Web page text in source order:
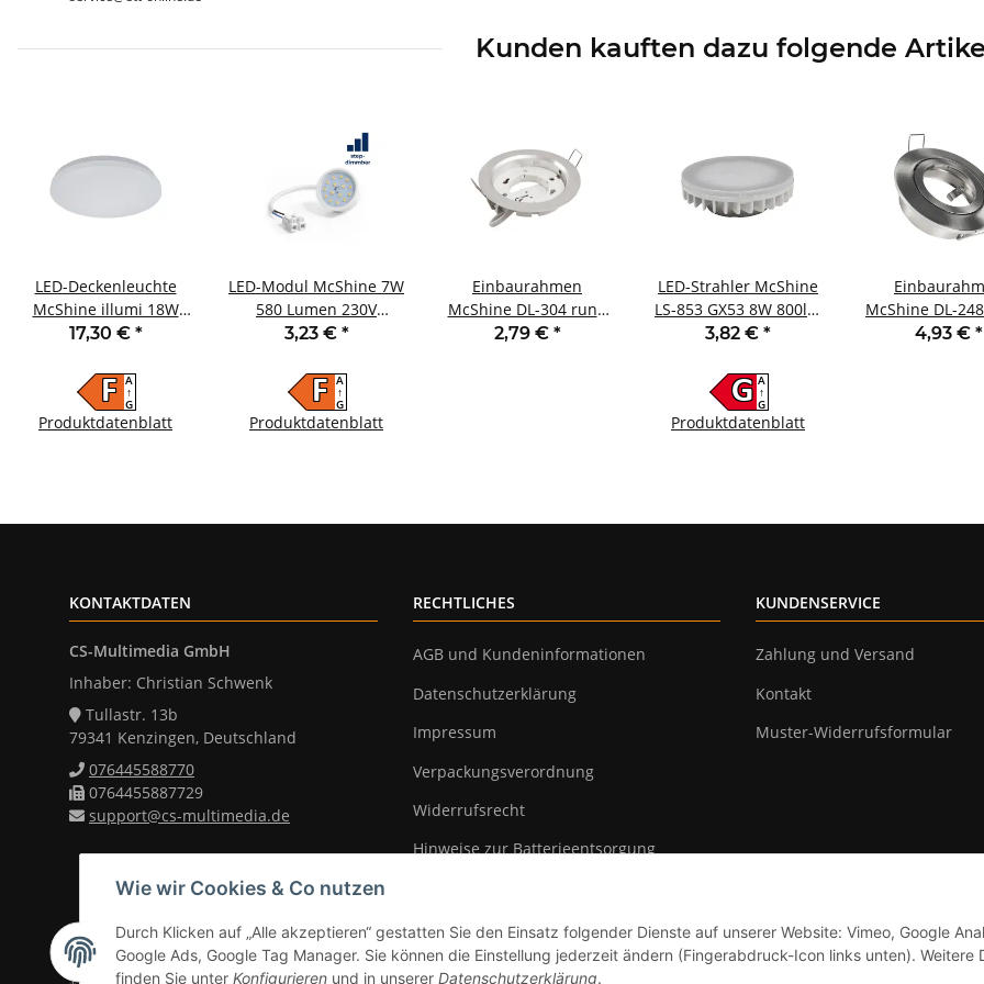
Wie wir Cookies & Co nutzen
Durch Klicken auf „Alle akzeptieren“ gestatten Sie den Einsatz folgender Dienste auf unserer Website: Vimeo, Google
Google Ads, Google Tag Manager. Sie können die Einstellung jederzeit ändern (Fingerabdruck-Icon links unten). Weitere
finden Sie unter Konfigurieren und in unserer Datenschutzerklärung.
Kunden kauften dazu folgende
LED-Deckenleuchte
McShine illumi 18W
1440lm Ø33cm 3000K
17,30 € *
F A
↑
G
Produktdatenblatt
LED-Modul McShine 7W
580 Lumen 230V
50x23mm warmweiß
3,23 € *
F A
↑
G
Produktdatenblatt
Einbaurahmen
McShine DL-304 rund
Ø108mm GX53 Eisen
2,79 € *
LED-Strahler McShine
LS-853 GX53 8W 800lm
Ø75x25mm 120°
3,82 € *
G A
↑
G
Produktdatenblatt
McShine DL-
Ø82mm4,93 € *
KONTAKTDATEN
CS-Multimedia GmbH
Inhaber: Christian Schwenk
Tullastr. 13b
79341 Kenzingen, Deutschland
076445588770
0764455887729
support@cs-multimedia.de
RECHTLICHES
AGB und Kundeninformationen
Datenschutzerklärung
Impressum
Verpackungsverordnung
Widerrufsrecht
Hinweise zur Batterieentsorgung
KUNDENSERVICE
Zahlung und Versand
Kontakt
Muster-Widerrufsformular
Vertrag widerrufen